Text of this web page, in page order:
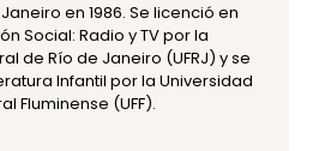
en 1986. Se licenció en
Social: Radio y TV por la
de Río de Janeiro (UFRJ) y se
Infantil por la Universidad
Fluminense (UFF).